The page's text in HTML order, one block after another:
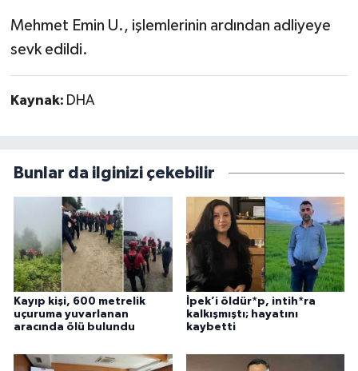
Mehmet Emin U., işlemlerinin ardından adliyeye
sevk edildi.
Kaynak: DHA
Bunlar da ilginizi çekebilir
Kayıp kişi, 600 metrelik
uçuruma yuvarlanan
aracında ölü bulundu
İpek’i öldür*p, intih*ra
kalkışmıştı; hayatını
kaybetti